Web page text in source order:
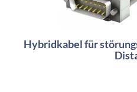
Hybridkabel für